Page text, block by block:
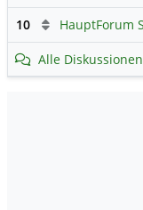
10
Alle Diskussionen